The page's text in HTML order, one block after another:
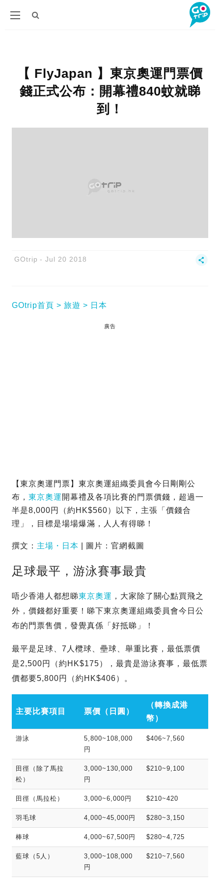
【 FlyJapan 】東京奧運門票價
錢正式公布：開幕禮840蚊就睇
到！
GOtrip Jul 20 2018
GOtrip首頁 旅遊 日本
廣告
【東京奧運門票】東京奧運組織委員會今日剛剛公
布， 東京奧運 開幕禮及各項比賽的門票價錢，超過一
半是8,000円（約HK$560）以下，主張「價錢合
理」，目標是場場爆滿，人人有得睇！
撰文： 主場・日本 | 圖片：官網截圖
足球最平，游泳賽事最貴
唔少香港人都想睇東京奧運 ，大家除了關心點買飛之
外，價錢都好重要！睇下東京奧運組織委員會今日公
布的門票售價，發覺真係「好抵睇」！
最平是足球、7人欖球、壘球、舉重比賽，最低票價
是2,500円（約HK$175），最貴是游泳賽事，最低票
價都要5,800円（約HK$406）。
主要比賽項目 票價（日圓）
（轉換成港
幣）
游泳
5,800~108,000
円
$406~7,560
田徑（除了馬拉
松）
3,000~130,000
円
$210~9,100
田徑（馬拉松） 3,000~6,000円 $210~420
羽毛球 4,000~45,000円 $280~3,150
棒球 4,000~67,500円 $280~4,725
藍球（5人）
3,000~108,000
円
$210~7,560